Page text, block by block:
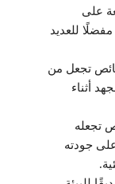
على
للعديد
تجعل من
أثناء
تجعله
جودته